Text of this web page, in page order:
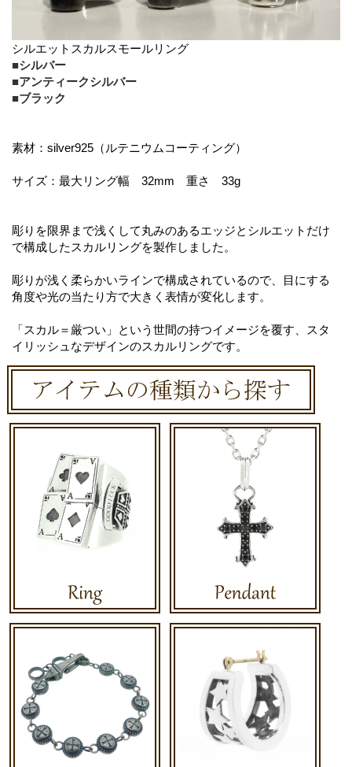
シルエットスカルスモールリング
■シルバー
■アンティークシルバー
■ブラック
素材：silver925（ルテニウムコーティング）
サイズ：最大リング幅 32mm 重さ 33g
彫りを限界まで浅くして丸みのあるエッジとシルエットだけ
で構成したスカルリングを製作しました。
彫りが浅く柔らかいラインで構成されているので、目にする
角度や光の当たり方で大きく表情が変化します。
「スカル＝厳つい」という世間の持つイメージを覆す、スタ
イリッシュなデザインのスカルリングです。